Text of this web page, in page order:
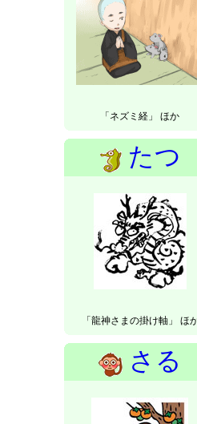
「ネズミ経」 ほか
たつ
「龍神さまの掛け軸」 ほ
さる